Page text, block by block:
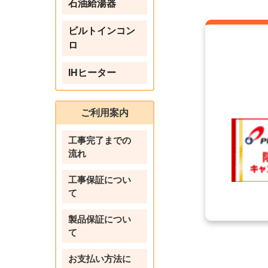
石油給湯器
ビルトインコン
ロ
IHヒーター
ご利用案内
工事完了までの
流れ
工事保証につい
て
製品保証につい
て
お支払い方法に